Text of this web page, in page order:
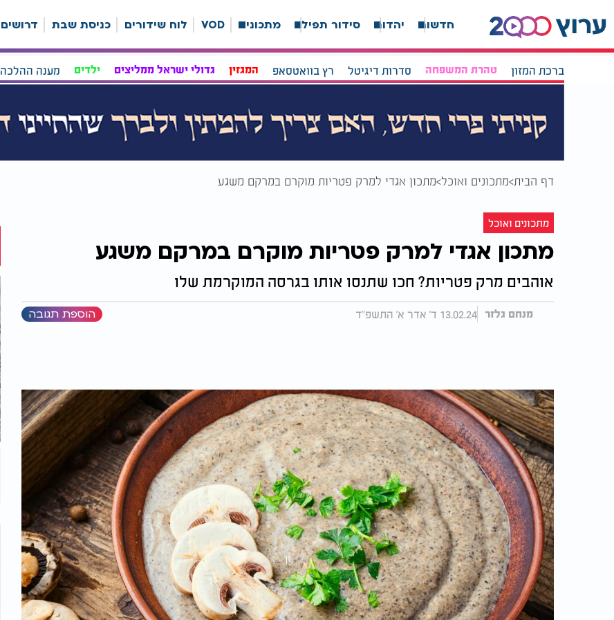
חדשות יהדות סידור תפילה מתכונים VOD לוח שידורים כניסת שבת דרושים
ברכת המזון טהרת המשפחה סדרות דיגיטל רץ בוואטסאפ המגזין גדולי ישראל ממליצים ילדים מענה ההלכה
דף הבית מתכונים ואוכל מתכון אגדי למרק פטריות מוקרם במרקם משגע
מתכונים ואוכל
מתכון אגדי למרק פטריות מוקרם במרקם משגע
אוהבים מרק פטריות? חכו שתנסו אותו בגרסה המוקרמת שלו
מנחם גלזר 13.02.24 ד' אדר א' התשפ"ד הוספת תגובה